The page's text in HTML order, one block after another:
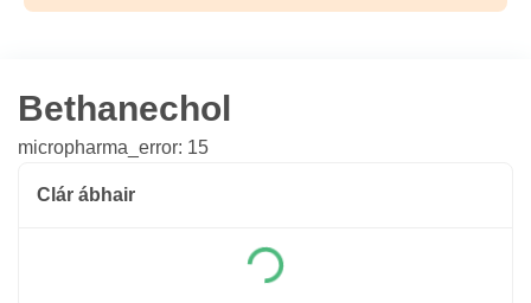
Bethanechol
micropharma_error: 15
Clár ábhair